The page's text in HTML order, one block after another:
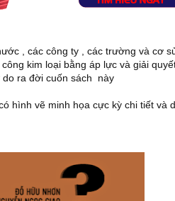
, các công ty , các trường và cơ
kim loại bằng áp lực và giải
ra đời cuốn sách này
hình vẽ minh họa cực kỳ chi tiết và